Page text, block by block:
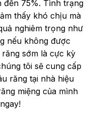
đến 75%. Tình trạng
thấy khó chịu mà
nghiêm trọng như
nếu không được
sớm là cực kỳ
tôi sẽ cung cấp
răng tại nhà hiệu
miệng của mình